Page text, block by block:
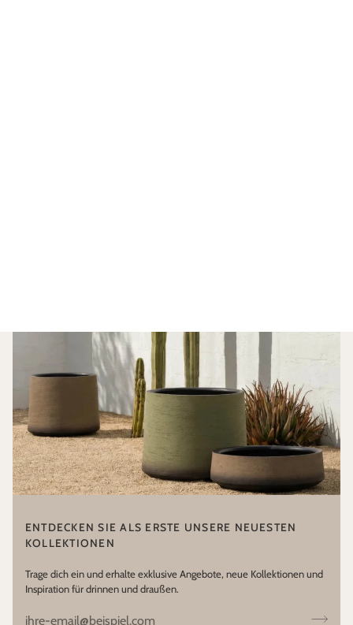
ENTDECKEN SIE ALS ERSTE UNSERE NEUESTEN
KOLLEKTIONEN
Trage dich ein und erhalte exklusive Angebote, neue Kollektionen und
Inspiration für drinnen und draußen.